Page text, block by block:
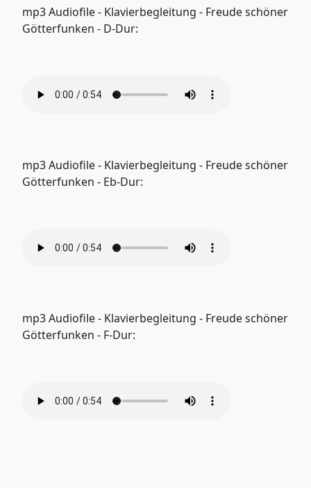
mp3 Audiofile - Klavierbegleitung - Freude schöner
Götterfunken - D-Dur:
mp3 Audiofile - Klavierbegleitung - Freude schöner
Götterfunken - Eb-Dur:
mp3 Audiofile - Klavierbegleitung - Freude schöner
Götterfunken - F-Dur: